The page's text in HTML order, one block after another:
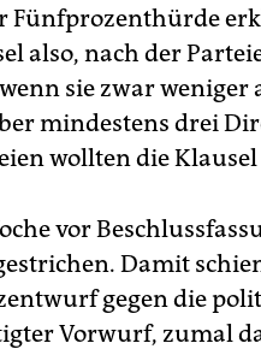
Fünfprozenthürde
also, nach der
sie zwar
mindestens drei
wollten die
vor
Damit
gegen die
Vorwurf, zumal